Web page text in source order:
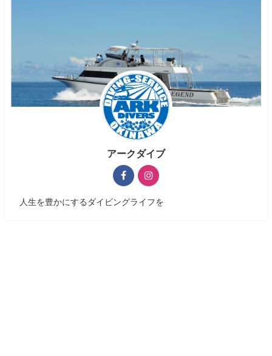
アークダイブ
人生を豊かにするダイビングライフを